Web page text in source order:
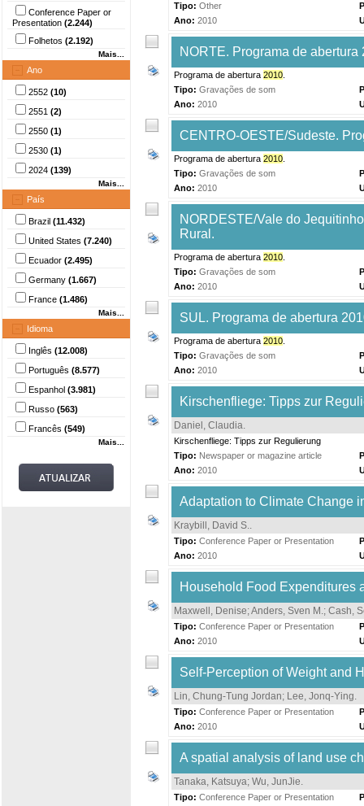
Conference Paper or
Presentation (2.244)
Folhetos (2.192)
Mais...
Ano
2552 (10)
2551 (2)
2550 (1)
2530 (1)
2024 (139)
Mais...
País
Brazil (11.432)
United States (7.240)
Ecuador (2.495)
Germany (1.667)
France (1.486)
Mais...
Idioma
Inglês (12.008)
Português (8.577)
Espanhol (3.981)
Russo (563)
Francês (549)
Mais...
Tipo: Other
Ano: 2010
NORTE. Programa de
Programa de abertura 2010
Tipo: Gravações de som
Ano: 2010
CENTRO-OESTE/Sudeste.
Programa de abertura 2010
Tipo: Gravações de som
Ano: 2010
NORDESTE/Vale do
Rural.
Programa de abertura 2010
Tipo: Gravações de som
Ano: 2010
SUL. Programa de abertura
Programa de abertura 2010
Tipo: Gravações de som
Ano: 2010
Kirschenfliege: Tipps zur
Daniel, Claudia.
Kirschenfliege: Tipps zur Regulierung
Tipo: Newspaper or magazine article
Ano: 2010
Adaptation to Climate Change
Kraybill, David S..
Tipo: Conference Paper or Presentation
Ano: 2010
Household Food Expenditures
Maxwell, Denise;Anders, Sven M.; Cash,
Tipo: Conference Paper or Presentation
Ano: 2010
Self-Perception of Weight and
Lin, Chung-Tung Jordan; Lee, Jonq-Ying.
Tipo: Conference Paper or Presentation
Ano: 2010
A spatial analysis of land use
Tanaka, Katsuya; Wu, JunJie.
Tipo: Conference Paper or Presentation